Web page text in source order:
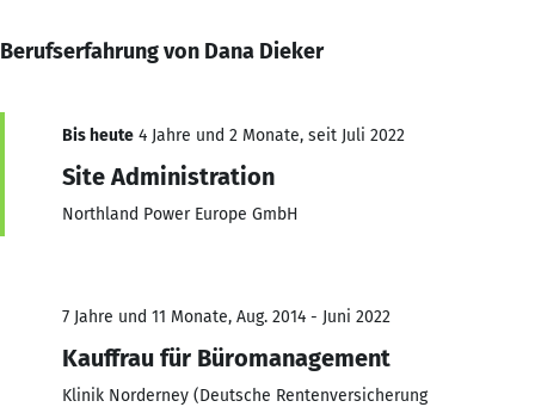
Berufserfahrung von Dana Dieker
Bis heute 4 Jahre und 2 Monate, seit Juli 2022
Site Administration
Northland Power Europe GmbH
7 Jahre und 11 Monate, Aug. 2014 - Juni 2022
Kauffrau für Büromanagement
Klinik Norderney (Deutsche Rentenversicherung